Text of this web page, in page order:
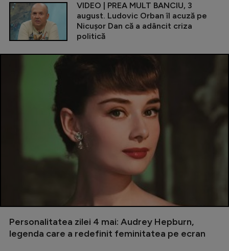
VIDEO | PREA MULT BANCIU, 3
august. Ludovic Orban îl acuză pe
Nicușor Dan că a adâncit criza
politică
Personalitatea zilei 4 mai: Audrey Hepburn,
legenda care a redefinit feminitatea pe ecran